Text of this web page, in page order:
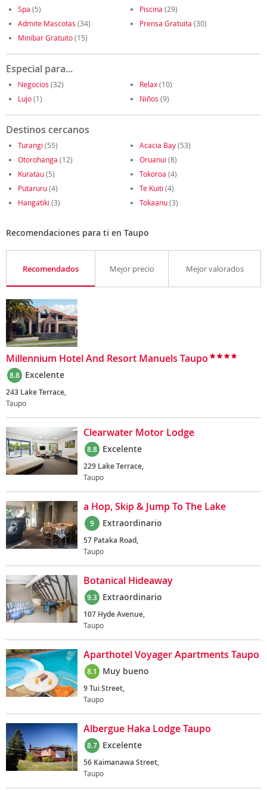
Spa (5) Piscina (29)
Admite Mascotas (34) Prensa Gratuita (30)
Minibar Gratuito(15)
Especial para...
Negocios (32) Relax(10)
Lujo(1) Niños (9)
Destinos cercanos
Turangi (55) Acacia Bay(53)
Otorohanga (12) Oruanui (8)
Kuratau(5) Tokoroa (4)
Putaruru(4) Te Kuiti (4)
Hangatiki (3) Tokaanu(3)
Recomendaciones para ti en Taupo
Recomendados Mejor precio Mejor valorados
Millennium Hotel And Resort Manuels Taupo
8.8 Excelente
243 Lake Terrace,
Taupo
Clearwater Motor Lodge
8.8 Excelente
229 Lake Terrace,
Taupo
a Hop, Skip & Jump To The Lake
9 Extraordinario
57 Pataka Road,
Taupo
Botanical Hideaway
9.3 Extraordinario
107 Hyde Avenue,
Taupo
Aparthotel Voyager Apartments Taupo
8.1 Muy bueno
9 Tui Street,
Taupo
Albergue Haka Lodge Taupo
8.7 Excelente
56 Kaimanawa Street,
Taupo